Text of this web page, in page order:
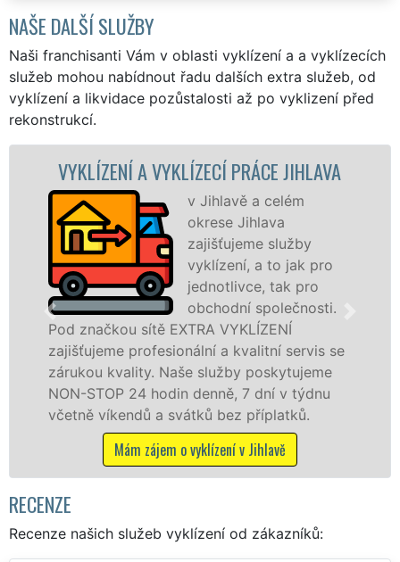
NAŠE DALŠÍ SLUŽBY
Naši franchisanti Vám v oblasti vyklízení a a vyklízecích
služeb mohou nabídnout řadu dalších extra služeb, od
vyklízení a likvidace pozůstalosti až po vyklizení před
rekonstrukcí.
A VYKLÍZECÍ PRÁCE JIHLAVA
v Jihlavě a celém
okrese Jihlava
zajišťujeme služby
vyklízení, a to jak pro
jednotlivce, tak pro
obchodní společnosti.
sítě EXTRA VYKLÍZENÍ
profesionální a kvalitní servis se
kvality. Naše služby poskytujeme
24 hodin denně, 7 dní v týdnu
víkendů a svátků bez příplatků.
Mám zájem o vyklízení v Jihlavě
jak
RECENZE
Recenze našich služeb vyklízení od zákazníků: